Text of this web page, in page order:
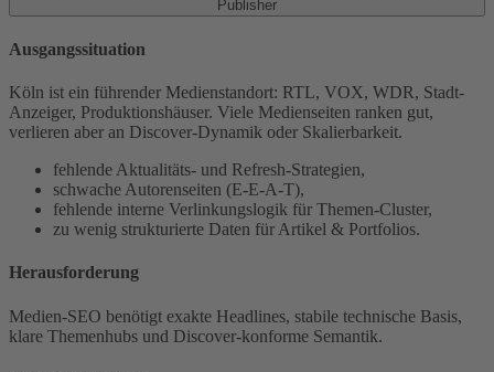
Publisher
Ausgangssituation
Köln ist ein führender Medienstandort: RTL, VOX, WDR, Stadt-
Anzeiger, Produktionshäuser. Viele Medienseiten ranken gut,
verlieren aber an Discover-Dynamik oder Skalierbarkeit.
fehlende Aktualitäts- und Refresh-Strategien,
schwache Autorenseiten (E-E-A-T),
fehlende interne Verlinkungslogik für Themen-Cluster,
zu wenig strukturierte Daten für Artikel & Portfolios.
Herausforderung
Medien-SEO benötigt exakte Headlines, stabile technische Basis,
klare Themenhubs und Discover-konforme Semantik.